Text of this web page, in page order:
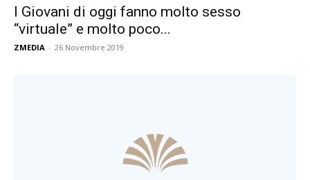
I Giovani di oggi fanno molto sesso
“virtuale” e molto poco...
ZMEDIA - 26 Novembre 2019